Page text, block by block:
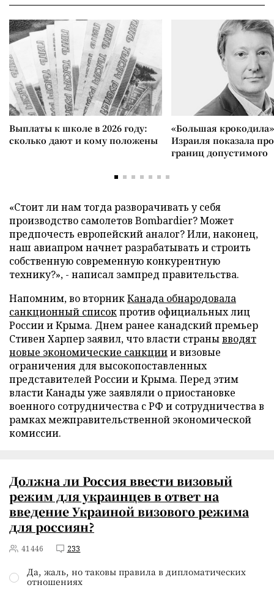
Выплаты к школе в 2026 году:
сколько дают и кому положены
«Большая
Израиля показала
границ допустимого
«Стоит ли нам тогда разворачивать у себя
производство самолетов Bombardier? Может
предпочесть европейский аналог? Или, наконец,
наш авиапром начнет разрабатывать и строить
собственную современную конкурентную
технику?», - написал зампред правительства.
Напомним, во вторникКанада обнародовала
санкционный списокпротив официальных лиц
России и Крыма. Днем ранее канадский премьер
Стивен Харпер заявил, что власти странывводят
новые экономические санкциии визовые
ограничения для высокопоставленных
представителей России и Крыма. Перед этим
власти Канады уже заявляли о приостановке
военного сотрудничества с РФ и сотрудничества в
рамках межправительственной экономической
комиссии.
Должна ли Россия ввести визовый
режим для украинцев в ответ на
введение Украиной визового режима
для россиян?
41446 233
Да, жаль, но таковы правила в дипломатических
отношениях